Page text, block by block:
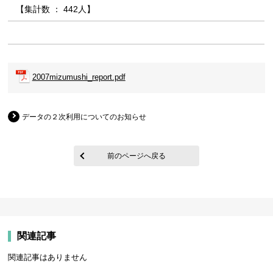
【集計数 ： 442人】
2007mizumushi_report.pdf
データの２次利用についてのお知らせ
前のページへ戻る
関連記事
関連記事はありません